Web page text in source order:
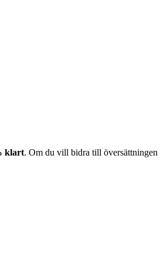
klart. Om du vill bidra till